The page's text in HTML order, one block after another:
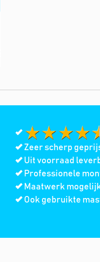
Zeer scherp
Uit voorraad
Professionele
Maatwerk
Ook gebruikte